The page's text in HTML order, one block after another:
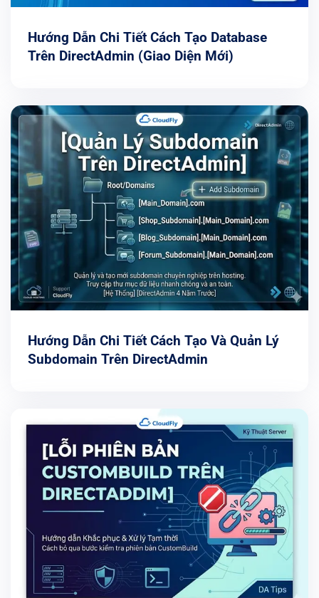
Hướng Dẫn Chi Tiết Cách Tạo Database
Trên DirectAdmin (Giao Diện Mới)
Hướng Dẫn Chi Tiết Cách Tạo Và Quản Lý
Subdomain Trên DirectAdmin